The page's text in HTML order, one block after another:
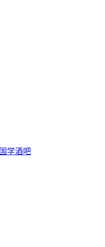
国学酒吧